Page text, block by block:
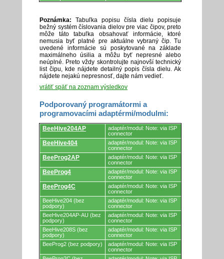
Poznámka: Tabuľka popisu čísla dielu popisuje
bežný systém číslovania dielov pre viac čipov, preto
môže táto tabuľka obsahovať informácie, ktoré
nemusia byť platné pre aktuálne vybraný čip. Tu
uvedené informácie sú poskytované na základe
maximálneho úsilia a môžu byť nepresné alebo
neúplné. Preto vždy skontrolujte najnovší technický
list čipu, kde nájdete detailný popis čísla dielu. Ak
nájdete nejakú nepresnosť, dajte nám vedieť.
vrátiť späť na zoznam výsledkov
Podporovaný programátormi a
programovacími adaptérmi/modulmi:
Podporovaný
programátormi
a
programovacími
BeeHive204AP
adaptér/modul: Note: via ISP
connector
BeeHive404
adaptér/modul: Note: via ISP
connector
BeeProg2AP
adaptér/modul: Note: via ISP
connector
BeeProg4
adaptér/modul: Note: via ISP
connector
BeeProg4C
adaptér/modul: Note: via ISP
connector
BeeHive204 (bez
podpory)
adaptér/modul: Note: via ISP
connector
BeeHive204AP-AU (bez
podpory)
adaptér/modul: Note: via ISP
connector
BeeHive208S (bez
podpory)
adaptér/modul: Note: via ISP
connector
BeeProg2 (bez podpory)
adaptér/modul: Note: via ISP
connector